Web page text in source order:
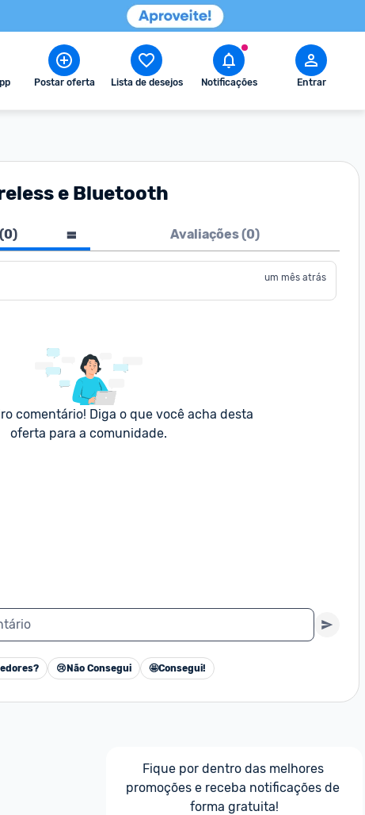
Postar oferta Lista de desejos Notificações Entrar
e Bluetooth
0) Avaliações (0)
um mês atrás
comentário! Diga o que você acha desta
oferta para a comunidade.
😢 Não Consegui 🤩Consegui!
Fique por dentro das melhores
promoções e receba notificações de
forma gratuita!